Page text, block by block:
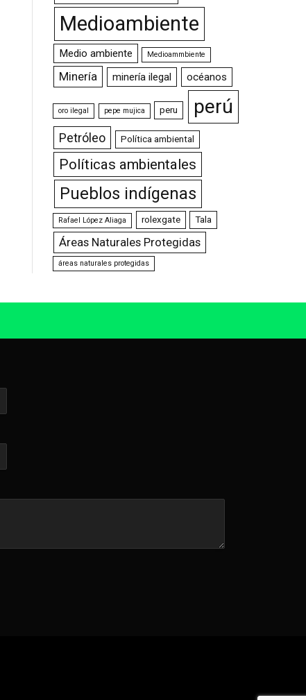
Medioambiente
Medio ambiente Medioammbiente
Minería minería ilegal océanos
oro ilegal pepe mujica peru perú
Petróleo Política ambiental
Políticas ambientales
Pueblos indígenas
Rafael López Aliaga rolexgate Tala
Áreas Naturales Protegidas
áreas naturales protegidas